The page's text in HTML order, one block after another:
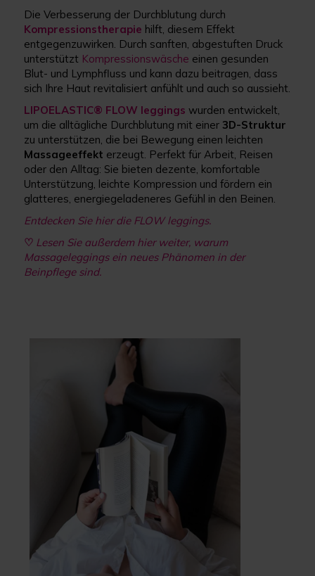
Die Verbesserung der Durchblutung durch
Kompressionstherapie hilft, diesem Effekt
entgegenzuwirken. Durch sanften, abgestuften Druck
unterstützt Kompressionswäsche einen gesunden
Blut- und Lymphfluss und kann dazu beitragen, dass
sich Ihre Haut revitalisiert anfühlt und auch so aussieht.
LIPOELASTIC® FLOW leggings wurden entwickelt,
um die alltägliche Durchblutung mit einer 3D-Struktur
zu unterstützen, die bei Bewegung einen leichten
Massageeffekt erzeugt. Perfekt für Arbeit, Reisen
oder den Alltag: Sie bieten dezente, komfortable
Unterstützung, leichte Kompression und fördern ein
glatteres, energiegeladeneres Gefühl in den Beinen.
Entdecken Sie hier die FLOW leggings.
♡ Lesen Sie außerdem hier weiter, warum
Massageleggings ein neues Phänomen in der
Beinpflege sind.